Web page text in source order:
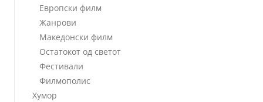
Европски филм
Жанрови
Македонски филм
Остатокот од светот
Фестивали
Филмополис
Хумор